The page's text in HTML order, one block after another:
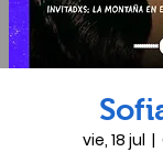
vie, 18 jul
  |